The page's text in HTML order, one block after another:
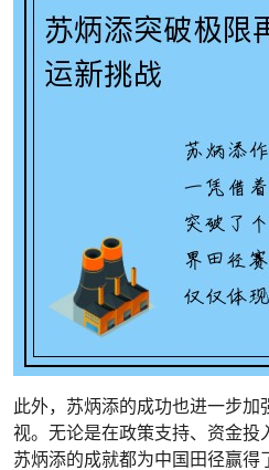
此外，苏炳添的成功也进一步加
视。无论是在政策支持、资金投
苏炳添的成就都为中国田径赢得